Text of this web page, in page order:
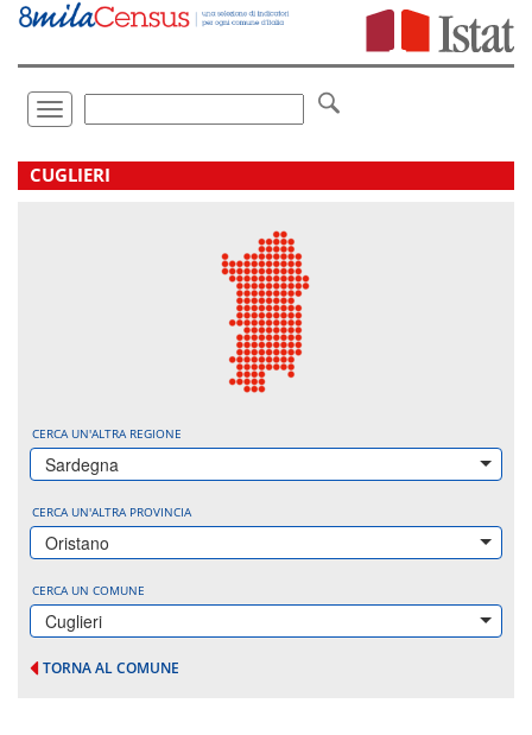
Vai
direttamente
Toggle
navigation
.
CUGLIERI
CERCA UN'ALTRA REGIONE
Sardegna
CERCA UN'ALTRA PROVINCIA
Oristano
CERCA UN COMUNE
Cuglieri
TORNA AL COMUNE